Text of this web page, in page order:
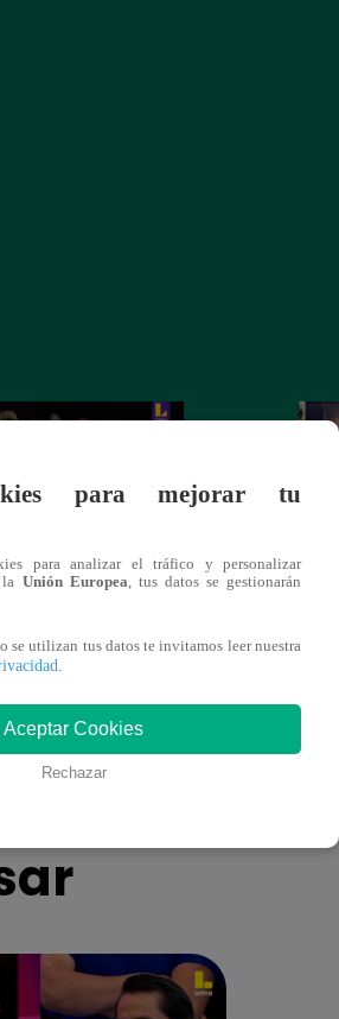
Noche de Patas
al
para mejorar tu
para analizar el tráfico y personalizar
Unión Europea , tus datos se gestionarán
se utilizan tus datos te invitamos leer nuestra
Aceptar Cookies
Rechazar